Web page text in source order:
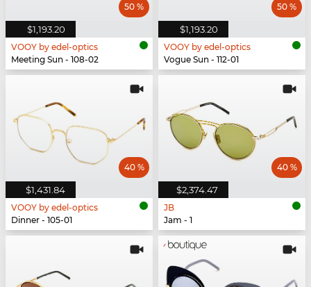
$1,193.20
50 %
VOOY by edel-optics
Meeting Sun - 108-02
$1,193.20
50 %
VOOY by edel-optics
Vogue Sun - 112-01
$1,431.84
40 %
VOOY by edel-optics
Dinner - 105-01
$2,374.47
40 %
JB
Jam - 1